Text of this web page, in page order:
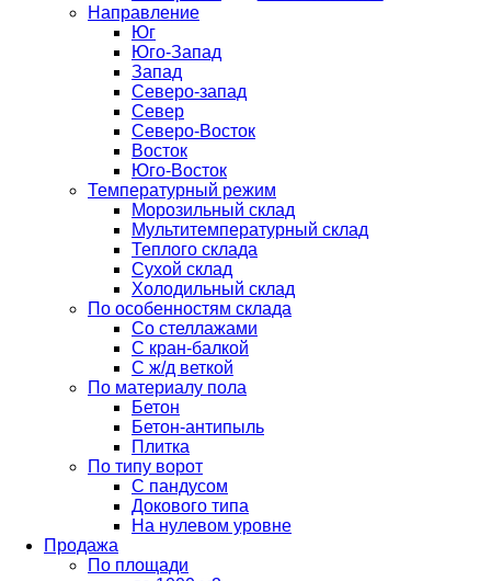
Направление
Юг
Юго-Запад
Запад
Северо-запад
Север
Северо-Восток
Восток
Юго-Восток
Температурный режим
Морозильный склад
Мультитемпературный склад
Теплого склада
Сухой склад
Холодильный склад
По особенностям склада
Со стеллажами
С кран-балкой
С ж/д веткой
По материалу пола
Бетон
Бетон-антипыль
Плитка
По типу ворот
С пандусом
Докового типа
На нулевом уровне
Продажа
По площади